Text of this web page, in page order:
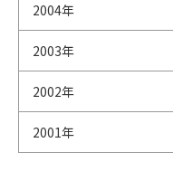
2004年
2003年
2002年
2001年